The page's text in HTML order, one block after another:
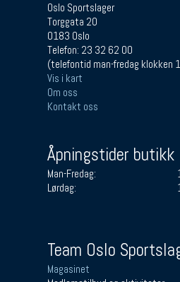
Oslo Sportslager
Torggata 20
0183 Oslo
Telefon: 23 32 62 00
(telefontid man-fredag klokken
Vis i kart
Om oss
Kontakt oss
Åpningstider butikk
Man-Fredag:
Lørdag:
Team Oslo
Magasinet